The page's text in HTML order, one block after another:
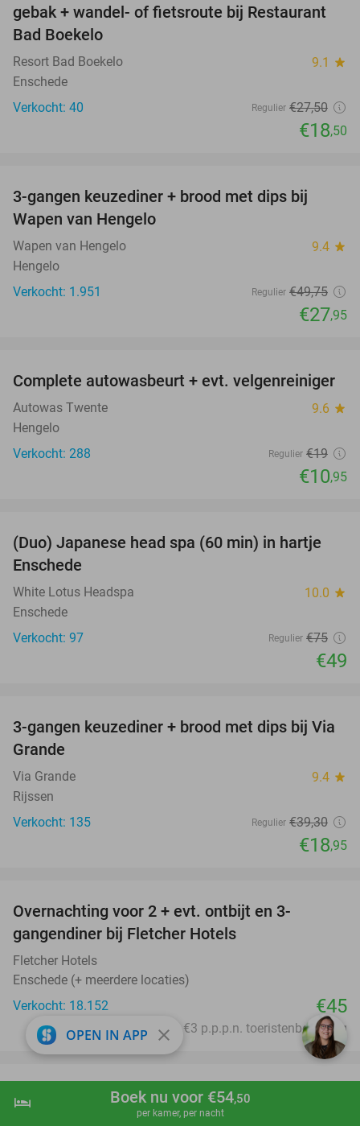
shopping_cart Boek nu
hotel Boek nu voor €54,50
per kamer, per nacht
gebak + wandel- of fietsroute bij Restaurant
Bad Boekelo
Resort Bad Boekelo 9.1 star
Enschede
Verkocht: 40
Regulier €27,50
€18,50
3-gangen keuzediner + brood met dips bij
Wapen van Hengelo
Wapen van Hengelo 9.4 star
Hengelo
Verkocht: 1.951
Regulier €49,75
€27,95
42%
Complete autowasbeurt + evt. velgenreiniger
Autowas Twente 9.6 star
Hengelo
Verkocht: 288
Regulier €19
€10,95
35%
(Duo) Japanese head spa (60 min) in hartje
Enschede
White Lotus Headspa 10.0 star
Enschede
Verkocht: 97
Regulier €75
€49
52%
3-gangen keuzediner + brood met dips bij Via
Grande
Via Grande 9.4 star
Rijssen
Verkocht: 135
Regulier €39,30
€18,95
Overnachting voor 2 + evt. ontbijt en 3-
gangendiner bij Fletcher Hotels
Fletcher Hotels
Enschede (+ meerdere locaties)
Verkocht: 18.152
€45
Excl. ca. €3 p.p.p.n. toeristenbelasting
favorite_border
4-gangendiner van de chef + evt. amuse en
brood bij Bistro Kees
OPEN IN APP close